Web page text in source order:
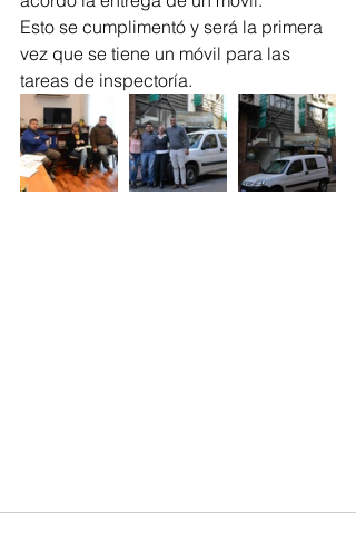
Esto se cumplimentó y será la primera
vez que se tiene un móvil para las
tareas de inspectoría.